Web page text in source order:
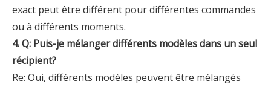
exact peut être différent pour différentes commandes
ou à différents moments.
4. Q: Puis-je mélanger différents modèles dans un seul
récipient?
Re: Oui, différents modèles peuvent être mélangés